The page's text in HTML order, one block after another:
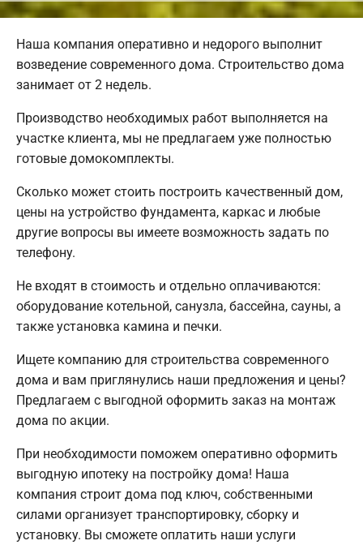
Наша компания оперативно и недорого выполнит
возведение современного дома. Строительство дома
занимает от 2 недель.
Производство необходимых работ выполняется на
участке клиента, мы не предлагаем уже полностью
готовые домокомплекты.
Сколько может стоить построить качественный дом,
цены на устройство фундамента, каркас и любые
другие вопросы вы имеете возможность задать по
телефону.
Не входят в стоимость и отдельно оплачиваются:
оборудование котельной, санузла, бассейна, сауны, а
также установка камина и печки.
Ищете компанию для строительства современного
дома и вам приглянулись наши предложения и цены?
Предлагаем с выгодной оформить заказ на монтаж
дома по акции.
При необходимости поможем оперативно оформить
выгодную ипотеку на постройку дома! Наша
компания строит дома под ключ, собственными
силами организует транспортировку, сборку и
установку. Вы сможете оплатить наши услуги